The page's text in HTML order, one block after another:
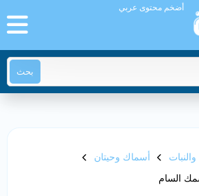
أضخم محتوى عربي
بحث
أسماك وحيتان
السام